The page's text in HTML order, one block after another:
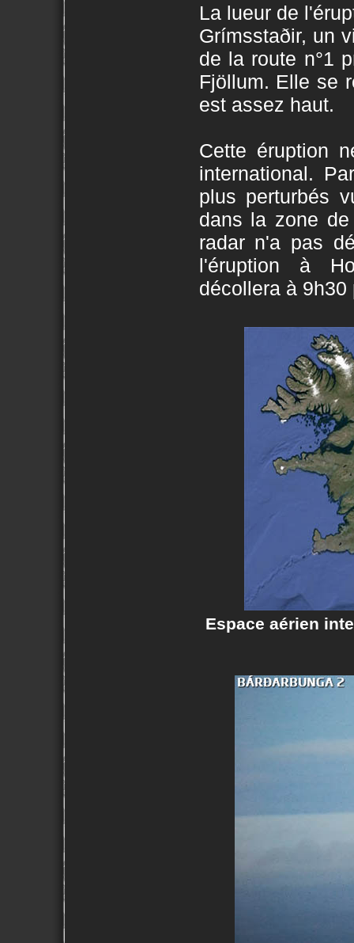
La lueur de
Grímsstaðir, un
de la route n°1
Fjöllum. Elle se
est assez haut.
Cette éruption
international.
plus perturbés
dans la zone
radar n'a pas
l'éruption à
décollera à
Espace aérien